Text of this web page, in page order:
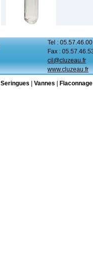
Tel :
Fax :
cil@cluzeau.fr
www.cluzeau.fr
Seringues Vannes Flaconnage